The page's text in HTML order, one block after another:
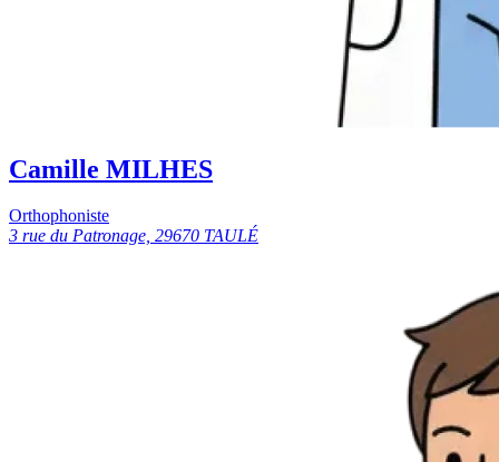
Camille MILHES
Orthophoniste
3 rue du Patronage, 29670 TAULÉ